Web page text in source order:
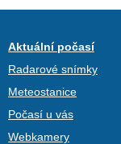
Aktuální počasí
Radarové snímky
Meteostanice
Počasí u vás
Webkamery